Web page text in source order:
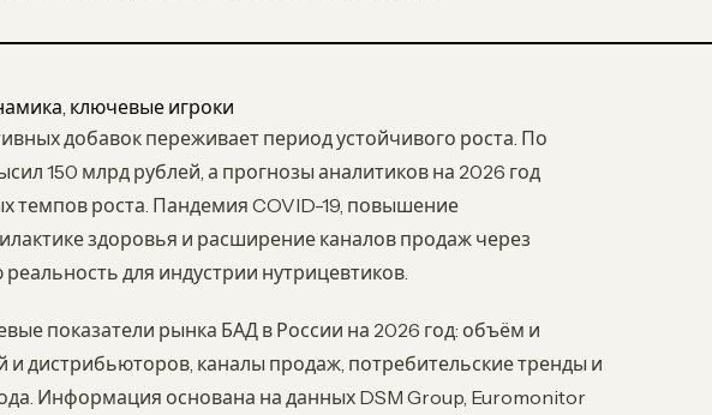
ключевые игроки
добавок переживает период устойчивого роста. По
150 млрд рублей, а прогнозы аналитиков на 2026 год
темпов роста. Пандемия COVID-19, повышение
здоровья и расширение каналов продаж через
для индустрии нутрицевтиков.
показатели рынка БАД в России на 2026 год: объём и
дистрибьюторов, каналы продаж, потребительские тренды и
Информация основана на данных DSM Group, Euromonitor